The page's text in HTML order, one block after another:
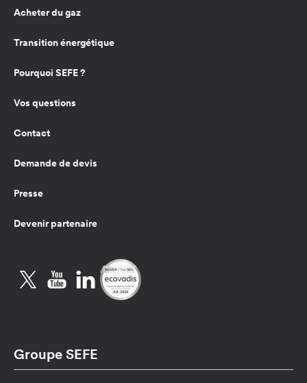
Acheter du gaz
Transition énergétique
Pourquoi SEFE ?
Vos questions
Contact
Demande de devis
Presse
Devenir partenaire
TwitterYouTubeLinkedIn
Groupe SEFE